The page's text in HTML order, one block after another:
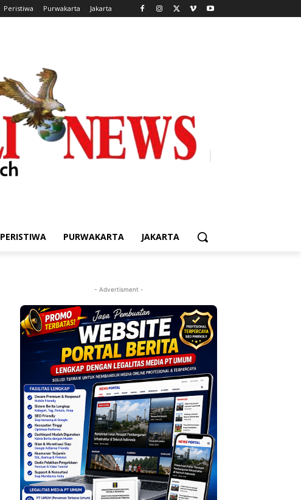
Peristiwa Purwakarta Jakarta
PERISTIWA PURWAKARTA JAKARTA
- Advertisment -